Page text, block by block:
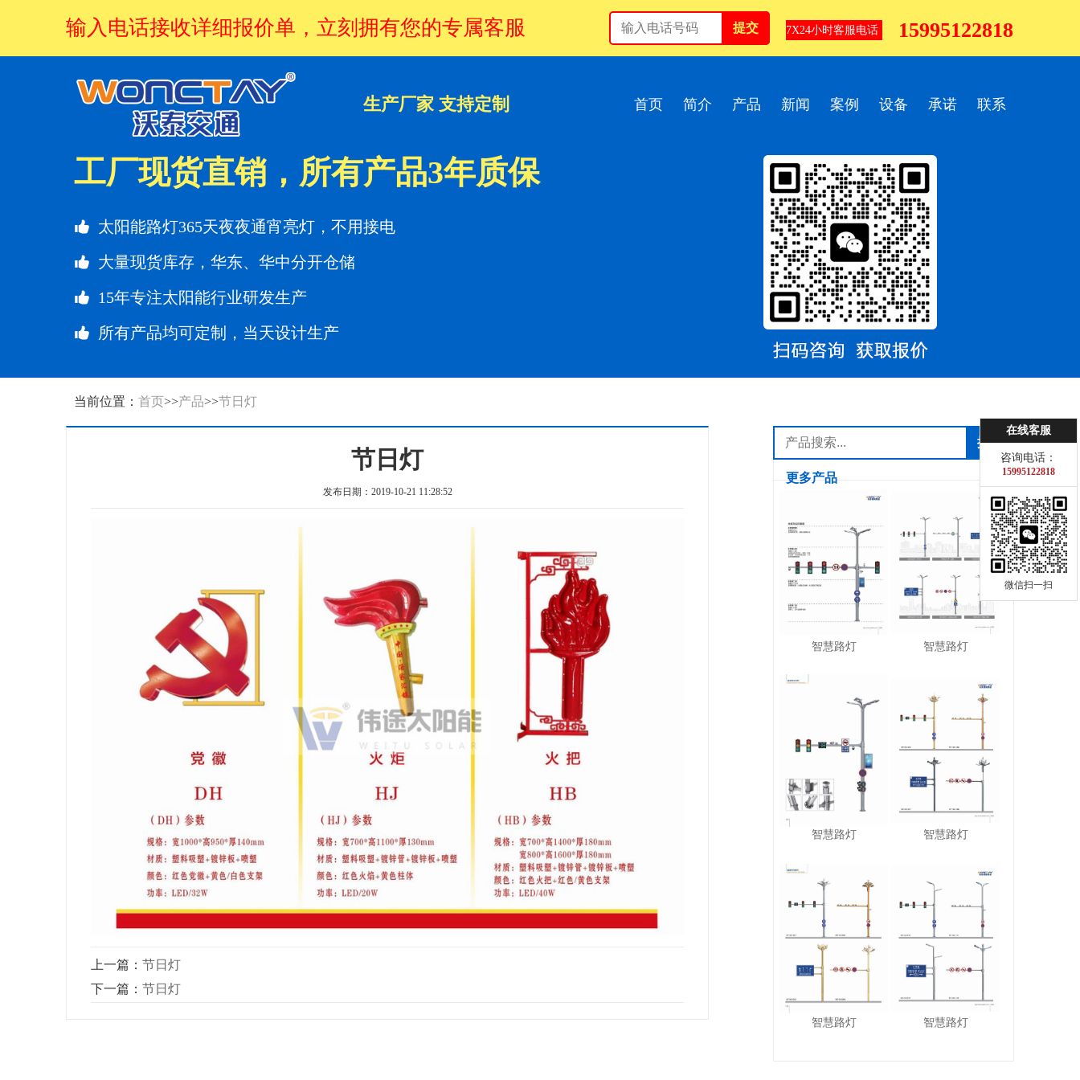
生产厂家 支持定制 首页 简介 产品 新闻 案例 设备 承诺 联系
工厂现货直销，所有产品3年质保
太阳能路灯365天夜夜通宵亮灯，不用接电
大量现货库存，华东、华中分开仓储
15年专注太阳能行业研发生产
所有产品均可定制，当天设计生产
当前位置： 首页>>产品>>节日灯
节日灯
发布日期：2019-10-21 11:28:52
上一篇： 节日灯
下一篇： 节日灯
更多产品
智慧路灯 智慧路灯
智慧路灯 智慧路灯
智慧路灯 智慧路灯
输入电话接收详细报价单，立刻拥有您的专属客服 15995122818
7X24小时客服电话
在线客服
咨询电话：
15995122818
微信扫一扫